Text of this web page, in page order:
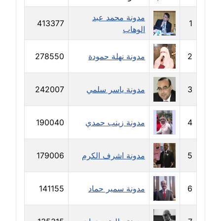
مدونة دعاء الشاهد
عاملة
مدونة دينا عاصم
عاملة
مدونة دينا منير
عاملة
مدونة راقية الدويك
عاملة
مدونة رانيا ثروت
عاملة
مدونة رجاء دياب
عاملة
1
مدونة محمد عبد
الوهاب
413377
2 مدونة نهلة حمودة 278550
3 مدونة ياسر سلمي 242007
4 مدونة زينب حمدي 190040
5 مدونة اشرف الكرم 179006
6 مدونة سمير حماد 141155